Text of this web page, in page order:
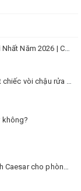
Tiêu chí để có thể lựa chọn được một chiếc vòi chậu rửa mặt Caesar phù hợp
không?
Kinh nghiệm chọn mua thiết bị vệ sinh Caesar cho phòng trọ